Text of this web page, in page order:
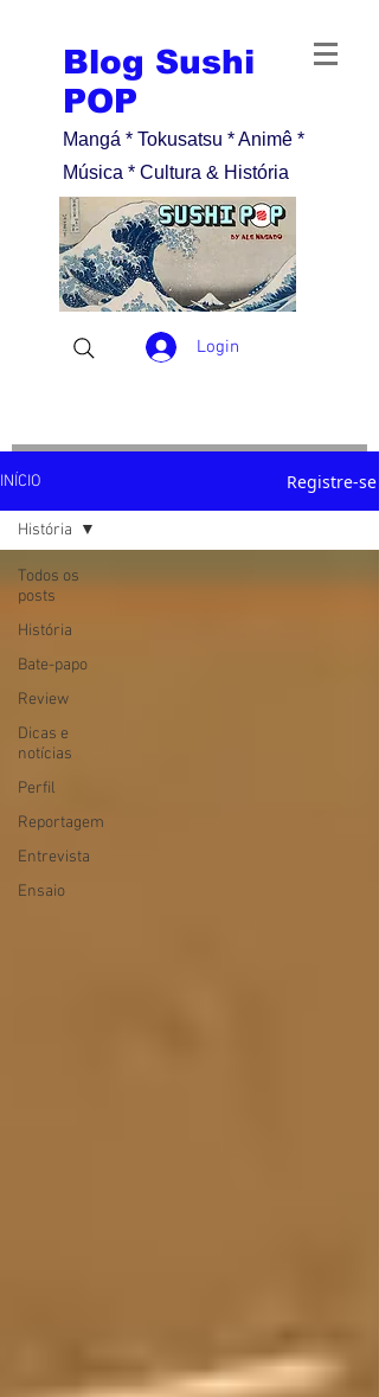
Blog Sushi
POP
Mangá * Tokusatsu * Animê *
Música * Cultura & História
Login
INÍCIO Registre-se
Todos os
posts
História
Bate-papo
Review
Dicas e
notícias
Perfil
Reportagem
Entrevista
Ensaio
História